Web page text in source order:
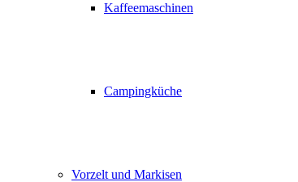
Kaffeemaschinen
Campingküche
Vorzelt und Markisen